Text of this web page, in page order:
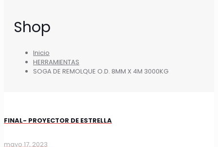
Shop
Inicio
HERRAMIENTAS
SOGA DE REMOLQUE O.D. 8MM X 4M 3000KG
FINAL- PROYECTOR DE ESTRELLA
mayo 17, 2023